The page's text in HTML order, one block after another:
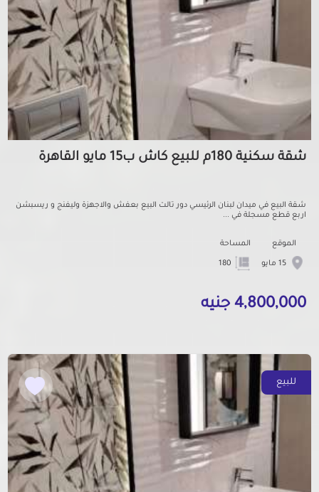
شقة سكنية 180م للبيع كاش ب15 مايو القاهرة
شقة البيع في ميدان لبنان الرئيسي دور تالت البيع بعفش والاجهزة وليفنج و ريسبشن
اربع قطع مسجلة في ...
الموقع المساحة
4,800,000 جنيه
للبيع